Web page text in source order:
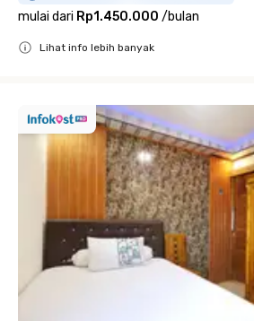
mulai dari Rp1.450.000 /bulan
Lihat info lebih banyak